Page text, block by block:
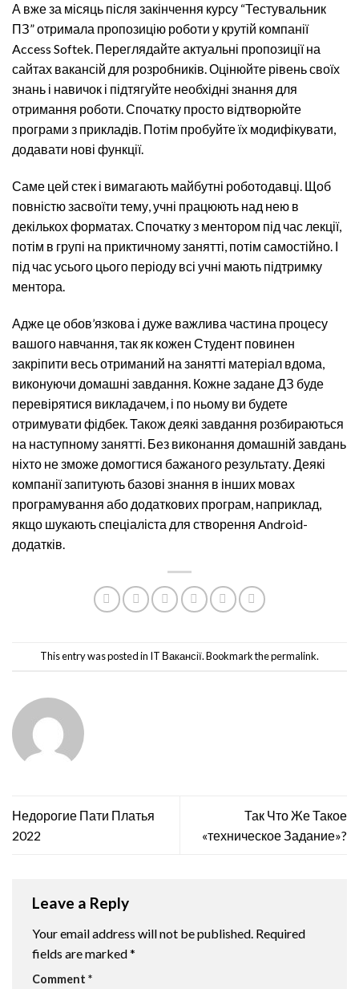
А вже за місяць після закінчення курсу “Тестувальник
ПЗ” отримала пропозицію роботи у крутій компанії
Access Softek. Переглядайте актуальні пропозиції на
сайтах вакансій для розробників. Оцінюйте рівень своїх
знань і навичок і підтягуйте необхідні знання для
отримання роботи. Спочатку просто відтворюйте
програми з прикладів. Потім пробуйте їх модифікувати,
додавати нові функції.
Саме цей стек і вимагають майбутні роботодавці. Щоб
повністю засвоїти тему, учні працюють над нею в
декількох форматах. Спочатку з ментором під час лекції,
потім в групі на приктичному занятті, потім самостійно. І
під час усього цього періоду всі учні мають підтримку
ментора.
Адже це обов’язкова і дуже важлива частина процесу
вашого навчання, так як кожен Студент повинен
закріпити весь отриманий на занятті матеріал вдома,
виконуючи домашні завдання. Кожне задане ДЗ буде
перевірятися викладачем, і по ньому ви будете
отримувати фідбек. Також деякі завдання розбираються
на наступному занятті. Без виконання домашній завдань
ніхто не зможе домогтися бажаного результату. Деякі
компанії запитують базові знання в інших мовах
програмування або додаткових програм, наприклад,
якщо шукають спеціаліста для створення Android-
додатків.
This entry was posted in IT Вакансії. Bookmark thepermalink.
Недорогие Пати Платья
2022
Так Что Же Такое
«техническое Задание»?
Leave a Reply
Your email address will not be published. Required
fields are marked*
Comment *